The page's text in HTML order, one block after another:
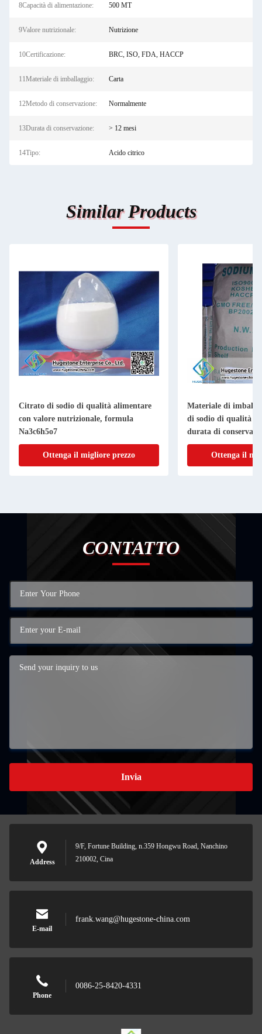
8Capacità di alimentazione: 500 MT
9Valore nutrizionale: Nutrizione
10Certificazione: BRC, ISO, FDA, HACCP
11Materiale di imballaggio: Carta
12Metodo di conservazione: Normalmente
13Durata di conservazione: > 12 mesi
14Tipo: Acido citrico
Similar Products
Citrato di sodio di qualità alimentare
con valore nutrizionale, formula
Na3c6h5o7
Ottenga il migliore prezzo
Materiale di
di sodio di qualità
durata di
Ottenga il
CONTATTO
Invia
Address
9/F, Fortune Building, n.359 Hongwu Road, Nanchino
210002, Cina
E-mail
frank.wang@hugestone-china.com
Phone
0086-25-8420-4331